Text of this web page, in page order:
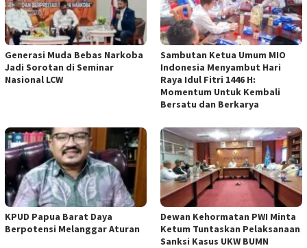
Generasi Muda Bebas Narkoba
Jadi Sorotan di Seminar
Nasional LCW
Sambutan Ketua Umum MIO
Indonesia Menyambut Hari
Raya Idul Fitri 1446 H:
Momentum Untuk Kembali
Bersatu dan Berkarya
KPUD Papua Barat Daya
Berpotensi Melanggar Aturan
Dewan Kehormatan PWI Minta
Ketum Tuntaskan Pelaksanaan
Sanksi Kasus UKW BUMN